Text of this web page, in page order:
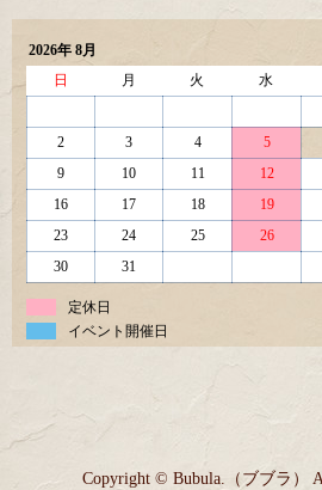
2026年 8月
日
月 火 水
2
3 4 5
9
10 11 12
16
17 18 19
23
24 25 26
30
31
定休日
イベント開催日
Copyright © Bubula.（ブブラ）